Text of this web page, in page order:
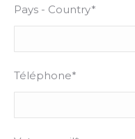
Pays - Country*
Téléphone*